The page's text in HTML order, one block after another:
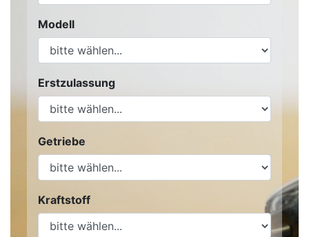
Modell
Erstzulassung
Getriebe
Kraftstoff